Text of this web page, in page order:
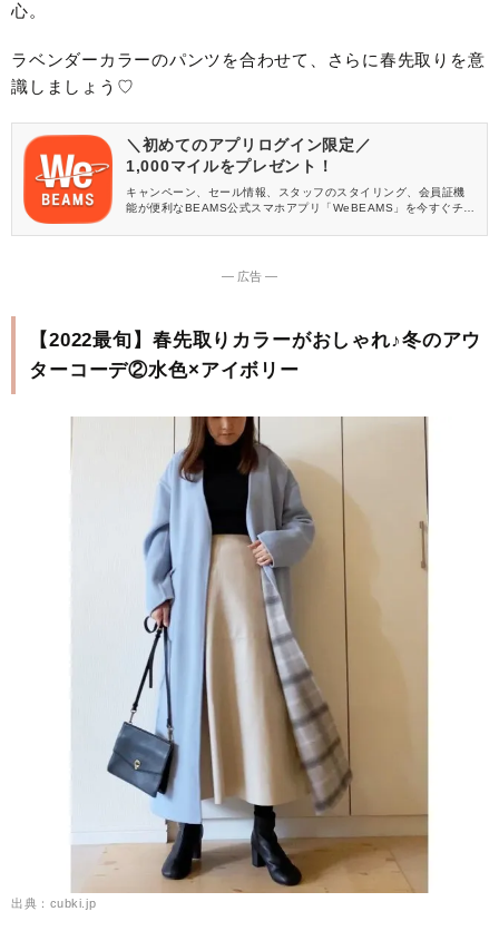
心。
ラベンダーカラーのパンツを合わせて、さらに春先取りを意
識しましょう♡
＼初めてのアプリログイン限定／
1,000マイルをプレゼント！
キャンペーン、セール情報、スタッフのスタイリング、会員証機
能が便利なBEAMS公式スマホアプリ「WeBEAMS」を今すぐチェ
― 広告 ―
【2022最旬】春先取りカラーがおしゃれ♪冬のアウ
ターコーデ②水色×アイボリー
出典：cubki.jp